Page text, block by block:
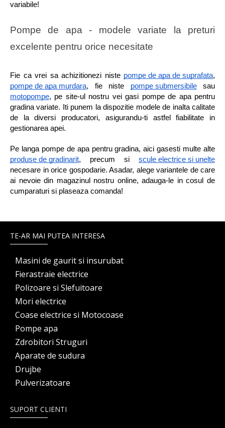
variabile!
Pompe de apa - modele variate la preturi
excelente pentru orice necesitate
Fie ca vrei sa achizitionezi niste pompe de apa de suprafata,
pompe de apa murdara, fie niste pompe submersibile sau
motopompe, pe site-ul nostru vei gasi pompe de apa pentru
gradina variate. Iti punem la dispozitie modele de inalta calitate
de la diversi producatori, asigurandu-ti astfel fiabilitate in
gestionarea apei.
Pe langa pompe de apa pentru gradina, aici gasesti multe alte
produse de gradinarit, precum si scule electrice si unelte
necesare in orice gospodarie. Asadar, alege variantele de care
ai nevoie din magazinul nostru online, adauga-le in cosul de
cumparaturi si plaseaza comanda!
TE-AR MAI PUTEA INTERESA
Masini de gaurit si insurubat
Fierastraie electrice
Polizoare si Slefuitoare
Mori electrice
Coase electrice si Motocoase
Pompe apa
Zdrobitori Struguri
Aparate de sudura
Drujbe
Pulverizatoare
SUPORT CLIENTI